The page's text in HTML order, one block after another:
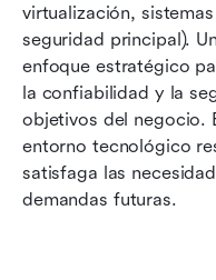
virtualización,
seguridad principal).
enfoque estratégico
la confiabilidad y la
objetivos del negocio.
entorno tecnológico
satisfaga las
demandas futuras.